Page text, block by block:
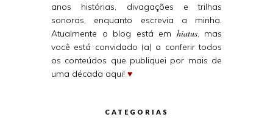
anos histórias, divagações e trilhas
sonoras, enquanto escrevia a minha.
Atualmente o blog está em hiatus, mas
você está convidado (a) a conferir todos
os conteúdos que publiquei por mais de
uma década aqui! ♥
CATEGORIAS